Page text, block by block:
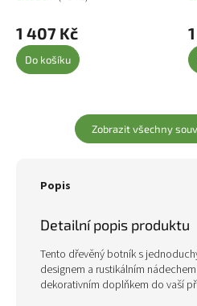
1 407 Kč
Do košíku
Zobrazit všechny
Popis
Detailní popis produktu
Tento dřevěný botník s
designem a rustikálním
dekorativním doplňkem do vaší